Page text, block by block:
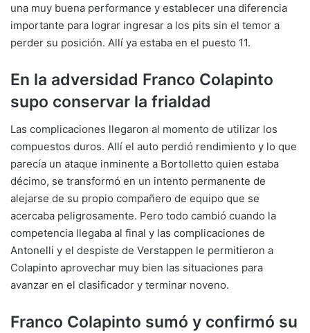
una muy buena performance y establecer una diferencia
importante para lograr ingresar a los pits sin el temor a
perder su posición. Allí ya estaba en el puesto 11.
En la adversidad Franco Colapinto
supo conservar la frialdad
Las complicaciones llegaron al momento de utilizar los
compuestos duros. Allí el auto perdió rendimiento y lo que
parecía un ataque inminente a Bortolletto quien estaba
décimo, se transformó en un intento permanente de
alejarse de su propio compañero de equipo que se
acercaba peligrosamente. Pero todo cambió cuando la
competencia llegaba al final y las complicaciones de
Antonelli y el despiste de Verstappen le permitieron a
Colapinto aprovechar muy bien las situaciones para
avanzar en el clasificador y terminar noveno.
Franco Colapinto sumó y confirmó su